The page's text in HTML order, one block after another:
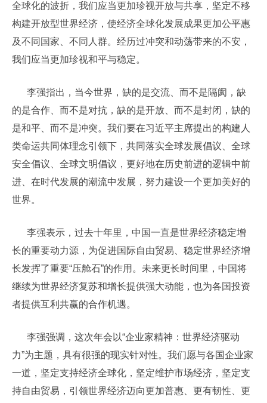
全球化的波折，我们应当更加珍视开放与共享，坚定不移
构建开放型世界经济，使经济全球化发展成果更加公平惠
及不同国家、不同人群。经历过冲突和动荡带来的不安，
我们应当更加珍视和平与稳定。
李强指出，当今世界，缺的是交流、而不是隔阂，缺
的是合作、而不是对抗，缺的是开放、而不是封闭，缺的
是和平、而不是冲突。我们要在习近平主席提出的构建人
类命运共同体理念引领下，共同落实全球发展倡议、全球
安全倡议、全球文明倡议，更好地在历史前进的逻辑中前
进、在时代发展的潮流中发展，努力建设一个更加美好的
世界。
李强表示，过去十年里，中国一直是世界经济稳定增
长的重要动力源，为促进国际自由贸易、稳定世界经济增
长发挥了重要“压舱石”的作用。未来更长时间里，中国将
继续为世界经济复苏和增长提供强大动能，也为各国投资
者提供互利共赢的合作机遇。
李强强调，这次年会以“企业家精神：世界经济驱动
力”为主题，具有很强的现实针对性。我们愿与各国企业家
一道，坚定支持经济全球化，坚定维护市场经济，坚定支
持自由贸易，引领世界经济迈向更加普惠、更有韧性、更